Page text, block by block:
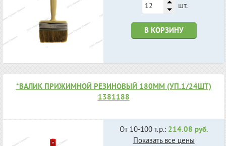
шт.
В КОРЗИНУ
*ВАЛИК ПРИЖИМНОЙ РЕЗИНОВЫЙ 180ММ (УП.1/24ШТ)
1381188
От 10-100 т.р.: 214.08 руб.
Показать все цены